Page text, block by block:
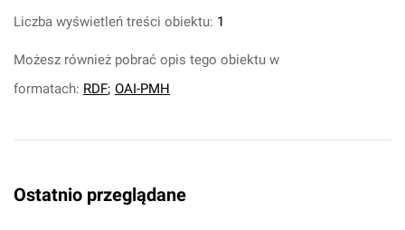
Liczba wyświetleń treści obiektu: 1
Możesz również pobrać opis tego obiektu w
formatach: RDF; OAI-PMH
Ostatnio przeglądane